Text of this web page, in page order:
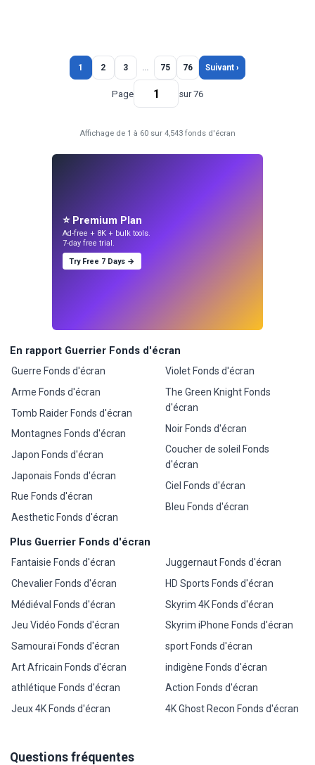
1 2 3 … 75 76 Suivant ›
Page sur 76
Affichage de 1 à 60 sur 4,543 fonds d'écran
⭐ Premium Plan
Ad-free + 8K + bulk tools.
7-day free trial.
Try Free 7 Days →
En rapport Guerrier Fonds d'écran
Guerre Fonds d'écran
Arme Fonds d'écran
Tomb Raider Fonds d'écran
Montagnes Fonds d'écran
Japon Fonds d'écran
Japonais Fonds d'écran
Rue Fonds d'écran
Aesthetic Fonds d'écran
Violet Fonds d'écran
The Green Knight Fonds
d'écran
Noir Fonds d'écran
Coucher de soleil Fonds
d'écran
Ciel Fonds d'écran
Bleu Fonds d'écran
Plus Guerrier Fonds d'écran
Fantaisie Fonds d'écran
Chevalier Fonds d'écran
Médiéval Fonds d'écran
Jeu Vidéo Fonds d'écran
Samouraï Fonds d'écran
Art Africain Fonds d'écran
athlétique Fonds d'écran
Jeux 4K Fonds d'écran
Juggernaut Fonds d'écran
HD Sports Fonds d'écran
Skyrim 4K Fonds d'écran
Skyrim iPhone Fonds d'écran
sport Fonds d'écran
indigène Fonds d'écran
Action Fonds d'écran
4K Ghost Recon Fonds d'écran
Questions fréquentes